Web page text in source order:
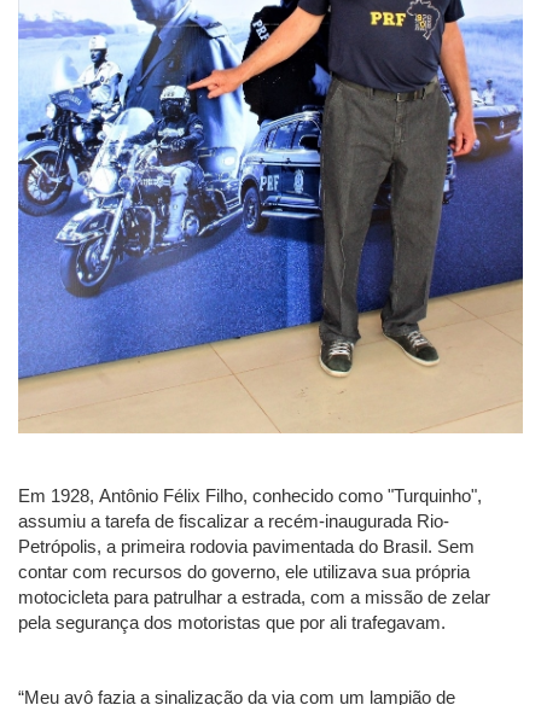
Em 1928, Antônio Félix Filho, conhecido como "Turquinho",
assumiu a tarefa de fiscalizar a recém-inaugurada Rio-
Petrópolis, a primeira rodovia pavimentada do Brasil. Sem
contar com recursos do governo, ele utilizava sua própria
motocicleta para patrulhar a estrada, com a missão de zelar
pela segurança dos motoristas que por ali trafegavam.
“Meu avô fazia a sinalização da via com um lampião de